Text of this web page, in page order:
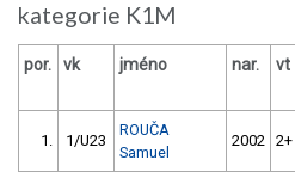
kategorie K1M
por. vk jméno nar. vt
1. 1/U23
ROUČA
Samuel
2002 2+